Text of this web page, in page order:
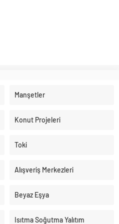
Manşetler
Konut Projeleri
Toki
Alışveriş Merkezleri
Beyaz Eşya
Isıtma Soğutma Yalıtım